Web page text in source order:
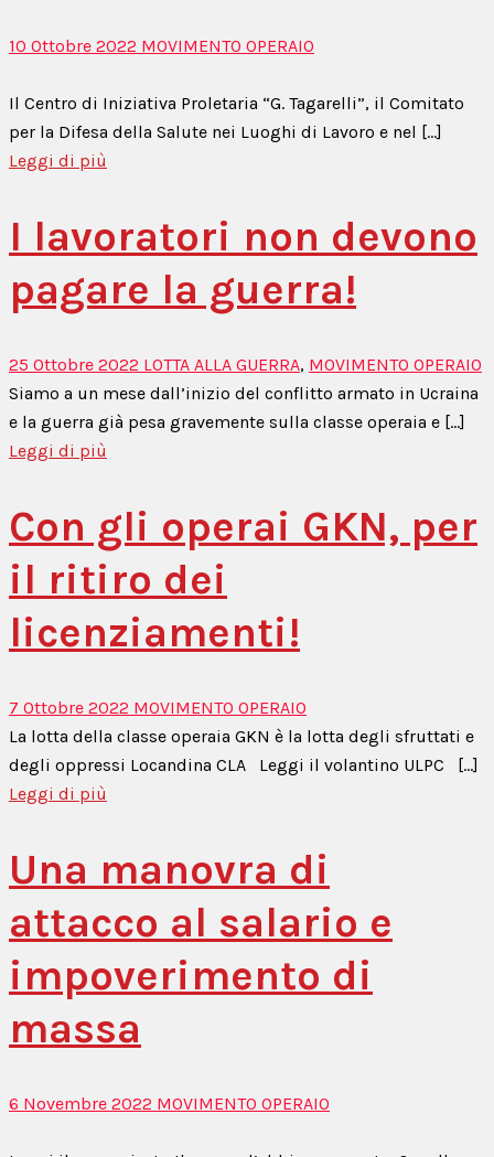
10 Ottobre 2022 MOVIMENTO OPERAIO
Il Centro di Iniziativa Proletaria “G. Tagarelli”, il Comitato
per la Difesa della Salute nei Luoghi di Lavoro e nel [...]
Leggi di più
I lavoratori non devono
pagare la guerra!
25 Ottobre 2022 LOTTA ALLA GUERRA, MOVIMENTO OPERAIO
Siamo a un mese dall’inizio del conflitto armato in Ucraina
e la guerra già pesa gravemente sulla classe operaia e [...]
Leggi di più
Con gli operai GKN, per
il ritiro dei
licenziamenti!
7 Ottobre 2022 MOVIMENTO OPERAIO
La lotta della classe operaia GKN è la lotta degli sfruttati e
degli oppressi Locandina CLA Leggi il volantino ULPC [...]
Leggi di più
Una manovra di
attacco al salario e
impoverimento di
massa
6 Novembre 2022 MOVIMENTO OPERAIO